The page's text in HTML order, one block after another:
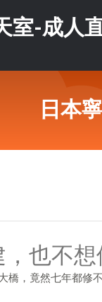
室-成人
日本
也不
橋，竟然七年都修不